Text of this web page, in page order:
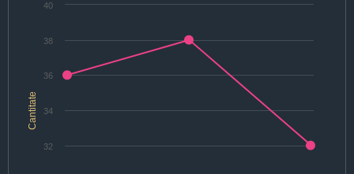
Cantitate
32
34
36
38
40